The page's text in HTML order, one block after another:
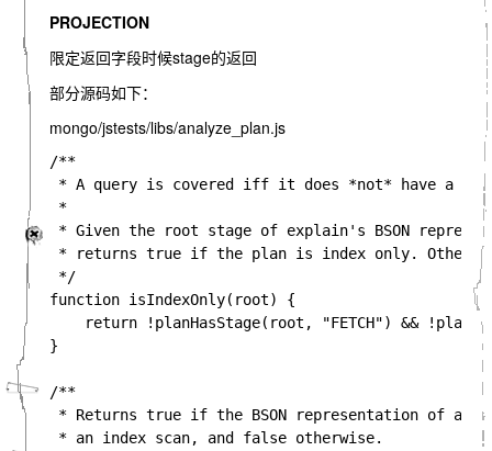
PROJECTION
限定返回字段时候stage的返回
部分源码如下：
mongo/jstests/libs/analyze_plan.js
/**
* A query is covered iff it does *not* have a
*
* Given the root stage of explain's BSON
* returns true if the plan is index only.
*/
function isIndexOnly(root) {
return !planHasStage(root, "FETCH") &&
}
/**
* Returns true if the BSON representation of a
* an index scan, and false otherwise.